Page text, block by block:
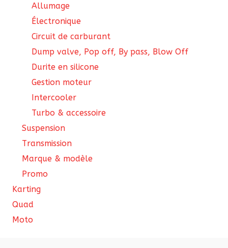
Allumage
Électronique
Circuit de carburant
Dump valve, Pop off, By pass, Blow Off
Durite en silicone
Gestion moteur
Intercooler
Turbo & accessoire
Suspension
Transmission
Marque & modèle
Promo
Karting
Quad
Moto